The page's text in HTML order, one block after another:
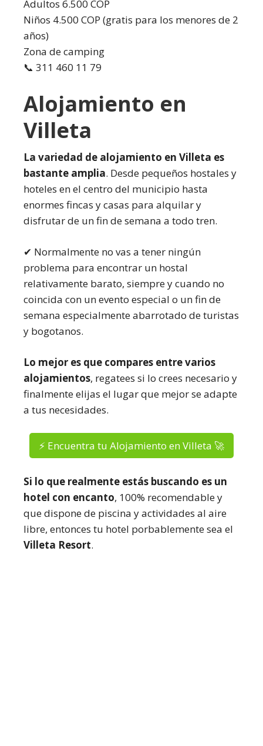
Adultos 6.500 COP
Niños 4.500 COP (gratis para los menores de 2
años)
Zona de camping
📞 311 460 11 79
Alojamiento en
Villeta
La variedad de alojamiento en Villeta es
bastante amplia. Desde pequeños hostales y
hoteles en el centro del municipio hasta
enormes fincas y casas para alquilar y
disfrutar de un fin de semana a todo tren.
✔ Normalmente no vas a tener ningún
problema para encontrar un hostal
relativamente barato, siempre y cuando no
coincida con un evento especial o un fin de
semana especialmente abarrotado de turistas
y bogotanos.
Lo mejor es que compares entre varios
alojamientos, regatees si lo crees necesario y
finalmente elijas el lugar que mejor se adapte
a tus necesidades.
⚡ Encuentra tu Alojamiento en Villeta 🚀
Si lo que realmente estás buscando es un
hotel con encanto, 100% recomendable y
que dispone de piscina y actividades al aire
libre, entonces tu hotel porbablemente sea el
Villeta Resort.